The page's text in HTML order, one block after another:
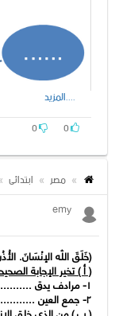
....المزيد
0
0
مصر ابتدائى
emy
(خَلَقَ اللّه الإنْسَانَ.
( أ ) تخیر الإجابة
١- مرادف یدق .................... ( یضرب – ینبض – یفرح )
٢- جمع العین ........................... ( المعاینات – الأعیان - الأعین )